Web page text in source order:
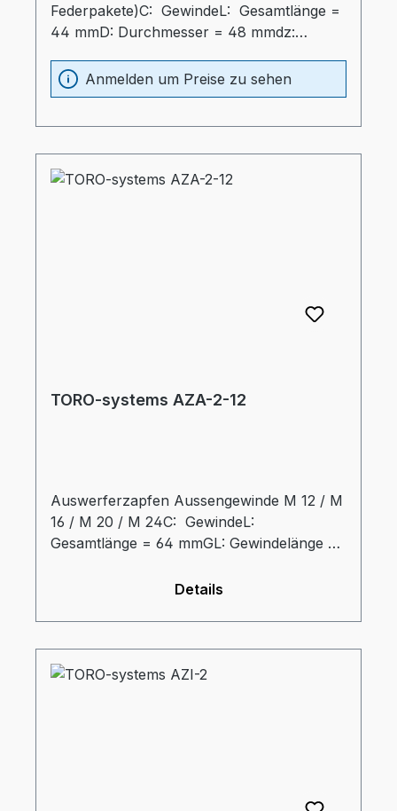
Federpakete)C: GewindeL: Gesamtlänge =
44 mmD: Durchmesser = 48 mmdz:
Eintauchtiefe Zapfen = 34 mm
Anmelden um Preise zu sehen
TORO-systems AZA-2-12
Auswerferzapfen Aussengewinde M 12 / M
16 / M 20 / M 24C: GewindeL:
Gesamtlänge = 64 mmGL: Gewindelänge =
= 32 mmtz: Eintauchtiefe Zapfen = 34 mm
Details